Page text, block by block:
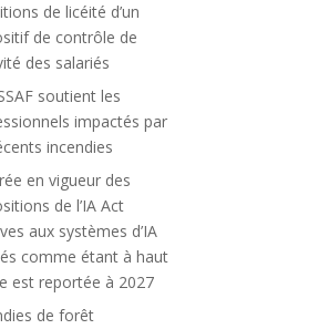
de licéité d’un
de contrôle de
des salariés
soutient les
impactés par
incendies
en vigueur des
de l’IA Act
aux systèmes d’IA
comme étant à haut
est reportée à 2027
de forêt